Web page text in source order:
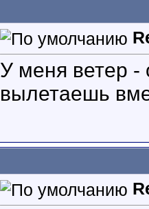
У меня ветер -
вылетаешь